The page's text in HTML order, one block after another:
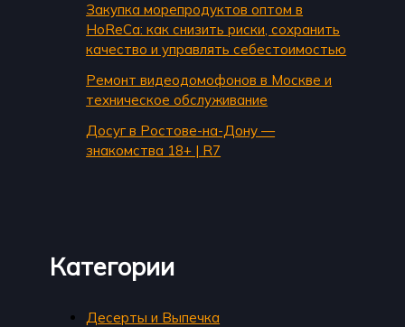
Закупка морепродуктов оптом в
HoReCa: как снизить риски, сохранить
качество и управлять себестоимостью
Ремонт видеодомофонов в Москве и
техническое обслуживание
Досуг в Ростове-на-Дону —
знакомства 18+ | R7
Категории
Десерты и Выпечка